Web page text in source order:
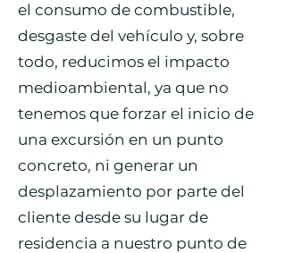
el consumo de combustible,
desgaste del vehículo y, sobre
todo, reducimos el impacto
medioambiental, ya que no
tenemos que forzar el inicio de
una excursión en un punto
concreto, ni generar un
desplazamiento por parte del
cliente desde su lugar de
residencia a nuestro punto de